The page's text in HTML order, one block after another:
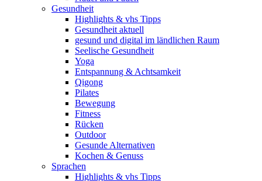
Gesundheit
Highlights & vhs Tipps
Gesundheit aktuell
gesund und digital im ländlichen Raum
Seelische Gesundheit
Yoga
Entspannung & Achtsamkeit
Qigong
Pilates
Bewegung
Fitness
Rücken
Outdoor
Gesunde Alternativen
Kochen & Genuss
Sprachen
Highlights & vhs Tipps